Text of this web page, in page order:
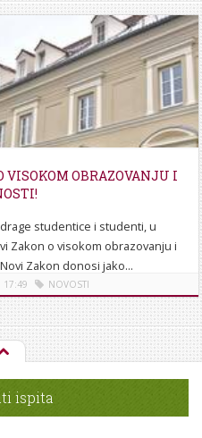
VISOKOM OBRAZOVANJU I
studentice i studenti, u
Zakon o visokom obrazovanju i
Zakon donosi jako...
17:49 NOVOSTI
ispita